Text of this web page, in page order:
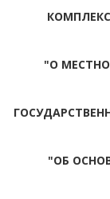
"О
"ОБ